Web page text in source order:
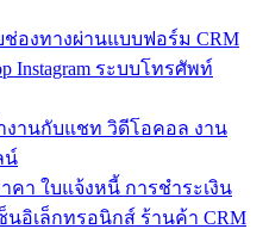
องทางผ่านแบบฟอร์ม CRM
Instagram ระบบโทรศัพท์
งานกับแชท วิดีโอคอล งาน
น์
คา ใบแจ้งหนี้ การชำระเงิน
อิเล็กทรอนิกส์ ร้านค้า CRM